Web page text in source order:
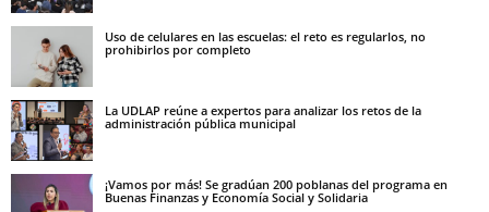
Uso de celulares en las escuelas: el reto es regularlos, no
prohibirlos por completo
La UDLAP reúne a expertos para analizar los retos de la
administración pública municipal
¡Vamos por más! Se gradúan 200 poblanas del programa en
Buenas Finanzas y Economía Social y Solidaria